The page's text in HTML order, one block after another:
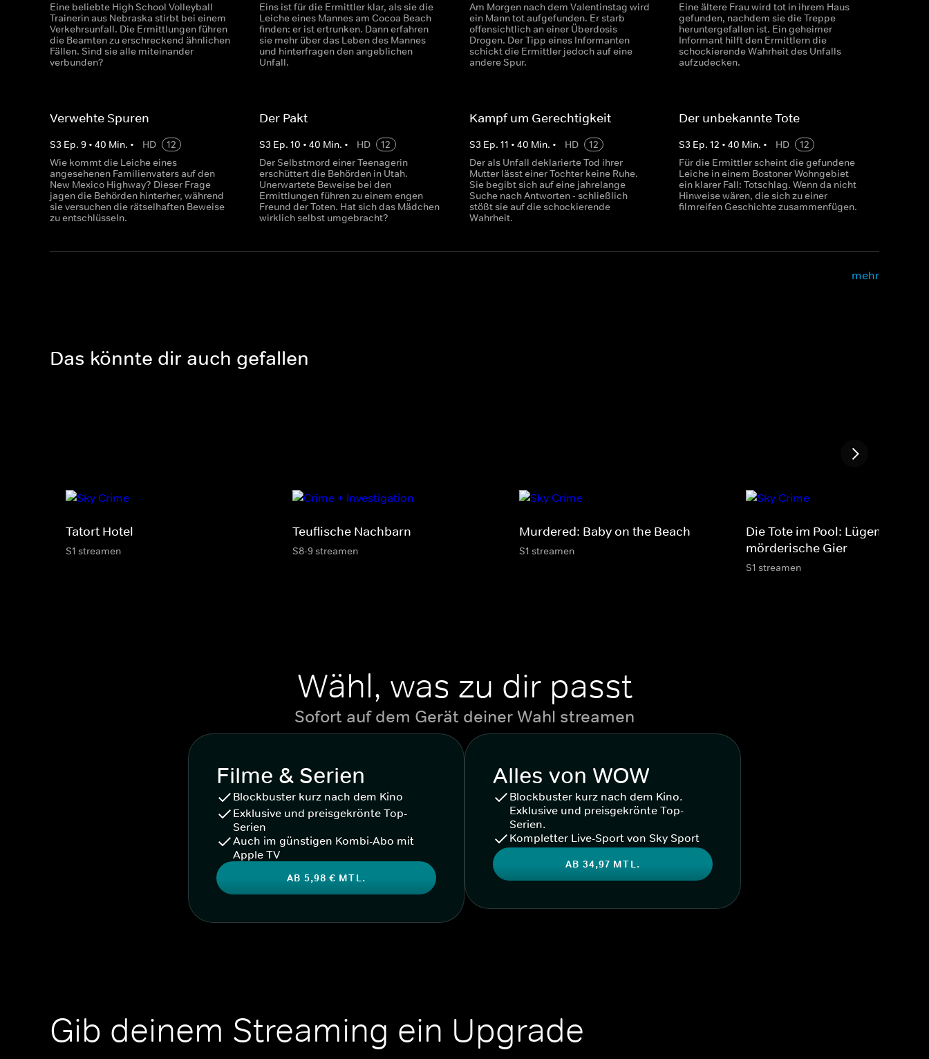
Eine beliebte High School Volleyball
Trainerin aus Nebraska stirbt bei einem
Verkehrsunfall. Die Ermittlungen führen
die Beamten zu erschreckend ähnlichen
Fällen. Sind sie alle miteinander
verbunden?
Eins ist für die Ermittler klar, als sie die
Leiche eines Mannes am Cocoa Beach
finden: er ist ertrunken. Dann erfahren
sie mehr über das Leben des Mannes
und hinterfragen den angeblichen
Unfall.
Am Morgen nach dem Valentinstag wird
ein Mann tot aufgefunden. Er starb
offensichtlich an einer Überdosis
Drogen. Der Tipp eines Informanten
schickt die Ermittler jedoch auf eine
andere Spur.
Eine ältere Frau wird tot in ihrem Haus
gefunden, nachdem sie die Treppe
heruntergefallen ist. Ein geheimer
Informant hilft den Ermittlern die
schockierende Wahrheit des Unfalls
aufzudecken.
Verwehte Spuren
S3 Ep. 9 • 40 Min. • HD
12
Wie kommt die Leiche eines
angesehenen Familienvaters auf den
New Mexico Highway? Dieser Frage
jagen die Behörden hinterher, während
sie versuchen die rätselhaften Beweise
zu entschlüsseln.
Der Pakt
S3 Ep.10 •40 Min. • HD
12
Der Selbstmord einer Teenagerin
erschüttert die Behörden in Utah.
Unerwartete Beweise bei den
Ermittlungen führen zu einem engen
Freund der Toten. Hat sich das Mädchen
wirklich selbst umgebracht?
Kampf um Gerechtigkeit
S3 Ep. 11 • 40 Min. • HD
12
Der als Unfall deklarierte Tod ihrer
Mutter lässt einer Tochter keine Ruhe.
Sie begibt sich auf eine jahrelange
Suche nach Antworten - schließlich
stößt sie auf die schockierende
Wahrheit.
Der unbekannte Tote
S3 Ep. 12 • 40 Min. • HD
12
Für die Ermittler scheint die gefundene
Leiche in einem Bostoner Wohngebiet
ein klarer Fall: Totschlag. Wenn da nicht
Hinweise wären, die sich zu einer
filmreifen Geschichte zusammenfügen.
mehr
Das könnte dir auch gefallen
Tatort Hotel
S1 streamen
Teuflische Nachbarn
S8-9 streamen
Murdered: Baby on the Beach
S1 streamen
Die Tote im Pool: Lügen, Betrug
mörderische Gier
S1 streamen
Wähl, was zu dir passt
Sofort auf dem Gerät deiner Wahl streamen
Filme & Serien
Blockbuster kurz nach dem Kino
Exklusive und preisgekrönte Top-
Serien
Auch im günstigen Kombi-Abo mit
Apple TV
AB 5,98 € MTL.
Alles von WOW
Blockbuster kurz nach dem Kino.
Exklusive und preisgekrönte Top-
Serien.
Kompletter Live-Sport von Sky Sport
AB 34,97 MTL.
Gib deinem Streaming ein Upgrade